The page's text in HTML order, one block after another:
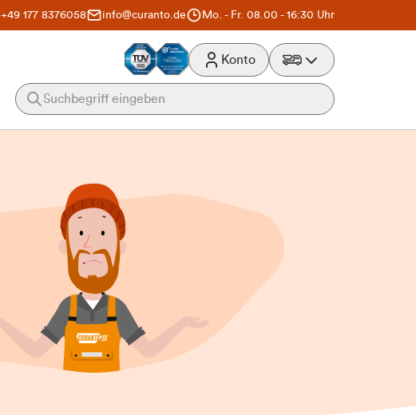
+49 177 8376058 info@curanto.de Mo. - Fr. 08.00 - 16:30 Uhr
Konto